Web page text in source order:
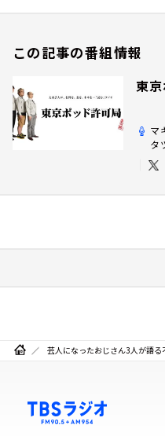
この記事の番組情報
東
マ
タ
芸人になったおじさん3人が語る